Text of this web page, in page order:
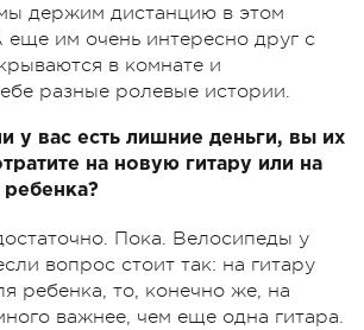
держим дистанцию в этом
еще им очень интересно друг с
в комнате и
разные ролевые истории.
у вас есть лишние деньги, вы их
на новую гитару или на
Пока. Велосипеды у
вопрос стоит так: на гитару
ребенка, то, конечно же, на
важнее, чем еще одна гитара.